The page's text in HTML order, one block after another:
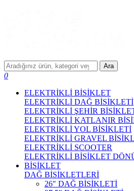
Ara
0
ELEKTRİKLİ BİSİKLET
ELEKTRİKLİ DAĞ BİSİKLETİ
ELEKTRİKLİ ŞEHİR
ELEKTRİKLİ KATLANIR
ELEKTRİKLİ YOL BİSİKLETİ
ELEKTRİKLİ GRAVEL
ELEKTRİKLİ SCOOTER
ELEKTRİKLİ BİSİKLET
BİSİKLET
DAĞ BİSİKLETLERİ
26" DAĞ BİSİKLETİ